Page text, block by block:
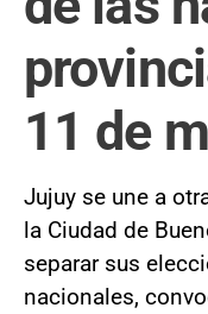
11 de
Jujuy se une a
la Ciudad de
separar sus
nacionales,